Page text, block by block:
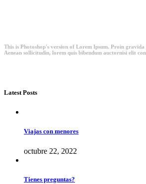
This is Photoshop's version of Lorem Ipsum. Proin
Aenean sollicitudin, lorem quis bibendum auctornisi elit
Latest Posts
Viajas con menores
octubre 22, 2022
Tienes preguntas?